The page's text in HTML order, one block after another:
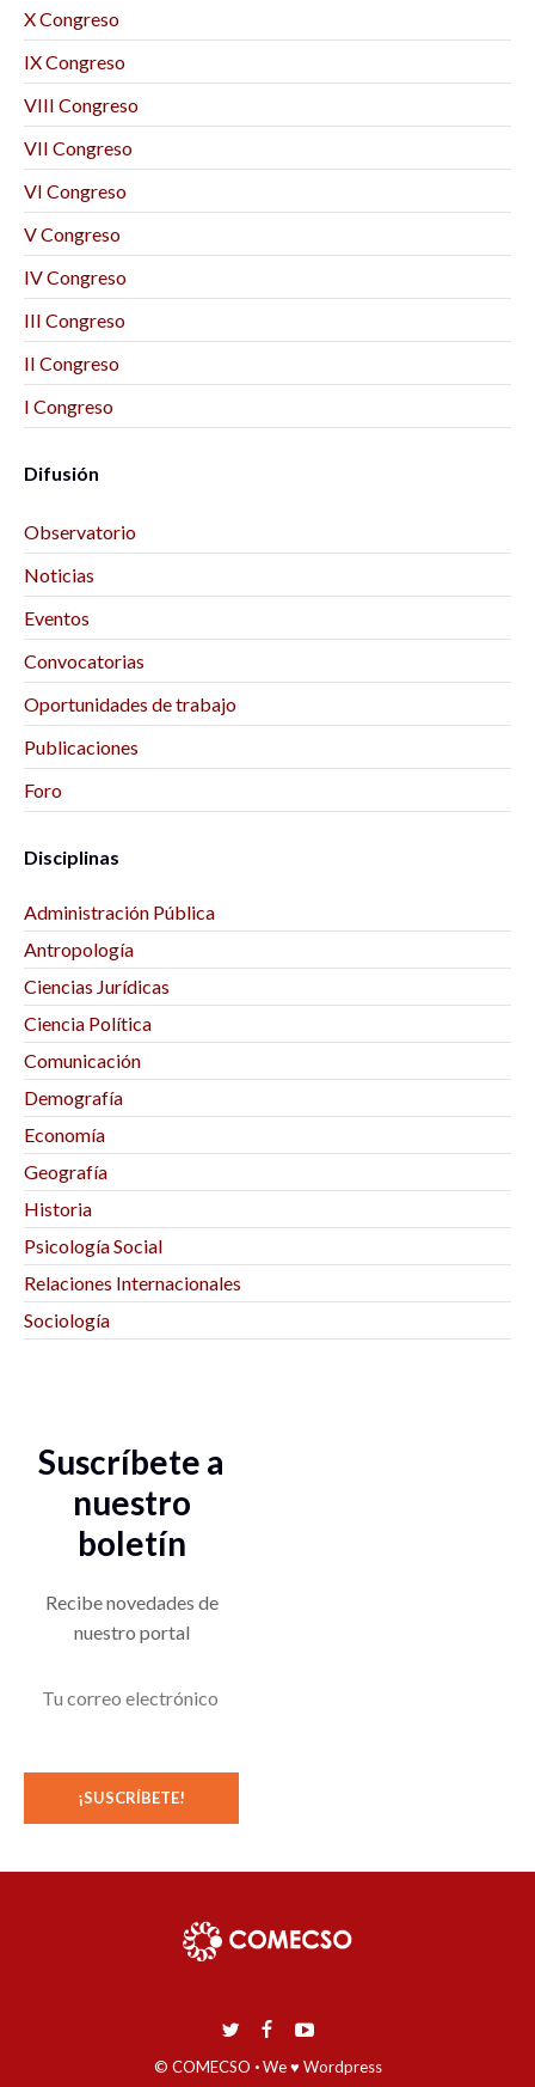
X Congreso
IX Congreso
VIII Congreso
VII Congreso
VI Congreso
V Congreso
IV Congreso
III Congreso
II Congreso
I Congreso
Difusión
Observatorio
Noticias
Eventos
Convocatorias
Oportunidades de trabajo
Publicaciones
Foro
Disciplinas
Administración Pública
Antropología
Ciencias Jurídicas
Ciencia Política
Comunicación
Demografía
Economía
Geografía
Historia
Psicología Social
Relaciones Internacionales
Sociología
Suscríbete a
nuestro
boletín
Recibe novedades de
nuestro portal
© COMECSO ·We ♥ Wordpress